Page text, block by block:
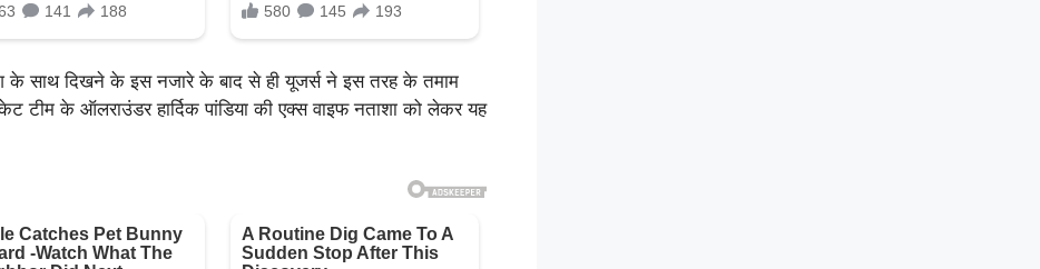
के साथ दिखने के इस नजारे के बाद से ही यूजर्स ने इस तरह के तमाम
टीम के ऑलराउंडर हार्दिक पांडिया की एक्स वाइफ नताशा को लेकर यह